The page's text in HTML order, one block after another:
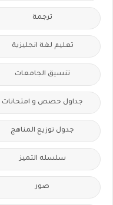
ترجمة
تعليم لغة انجليزية
تنسيق الجامعات
جداول حصص و امتحانات
جدول توزيع المناهج
سلسله التميز
صور